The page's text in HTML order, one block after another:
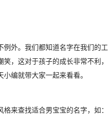
例外。我们都知道名字在我们的工
，这对于孩子的成长非常不利，
小编就带大家一起来看看。
来查找适合男宝宝的名字，如：